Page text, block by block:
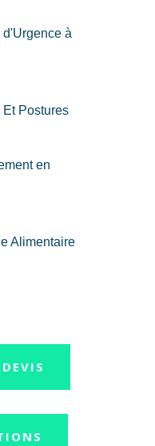
d'Urgence à
Et Postures
en
Alimentaire